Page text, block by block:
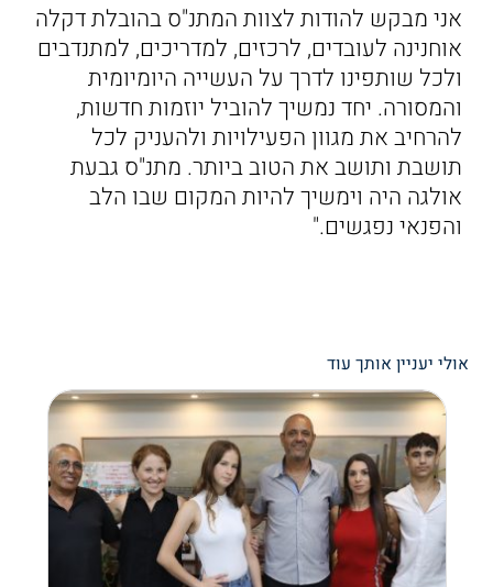
אני מבקש להודות לצוות המתנ"ס בהובלת דקלה
אוחנינה לעובדים, לרכזים, למדריכים, למתנדבים
ולכל שותפינו לדרך על העשייה היומיומית
והמסורה. יחד נמשיך להוביל יוזמות חדשות,
להרחיב את מגוון הפעילויות ולהעניק לכל
תושבת ותושב את הטוב ביותר. מתנ"ס גבעת
אולגה היה וימשיך להיות המקום שבו הלב
והפנאי נפגשים."
אולי יעניין אותך עוד